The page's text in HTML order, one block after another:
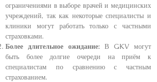
ограничениями в выборе врачей и медицинских
учреждений, так как некоторые специалисты и
клиники могут работать только с частными
страховками.
Более длительное ожидание: В GKV могут
быть более долгие очереди на приём к
специалистам по сравнению с частным
страхованием.